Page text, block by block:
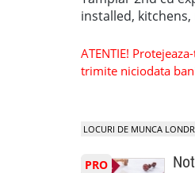
installed,
ATENTIE!
trimite niciodata
LOCURI DE MUNCA
PRO